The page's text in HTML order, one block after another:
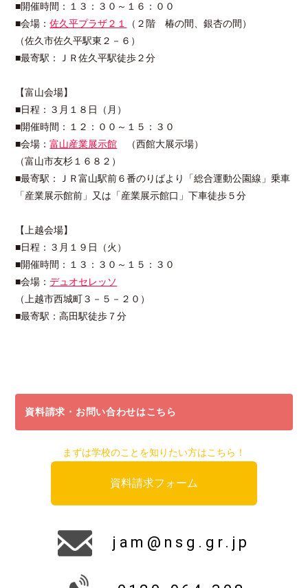
■開催時間：１３：３０～１６：００
■会場：佐久平プラザ２１
（２階 椿の間、銀杏の間）
（佐久市佐久平駅東２－６）
■最寄駅：ＪＲ佐久平駅徒歩２分
【富山会場】
■日程：３月１８日（月）
■開催時間：１２：００～１５：３０
■会場：富山産業展示館 （西館大展示場）
（富山市友杉１６８２）
■最寄駅：ＪＲ富山駅前６番のりばより「総合運動公園線」乗車
「産業展示館前」又は「産業展示館口」下車徒歩５分
【上越会場】
■日程：３月１９日（火）
■開催時間：１３：３０～１５：３０
■会場：デュオセレッソ
（上越市西城町３－５－２０）
■最寄駅：高田駅徒歩７分
資料請求・お問い合わせはこちら
まずは学校のことを知りたい方はこちら！
資料請求フォーム
jam@nsg.gr.jp